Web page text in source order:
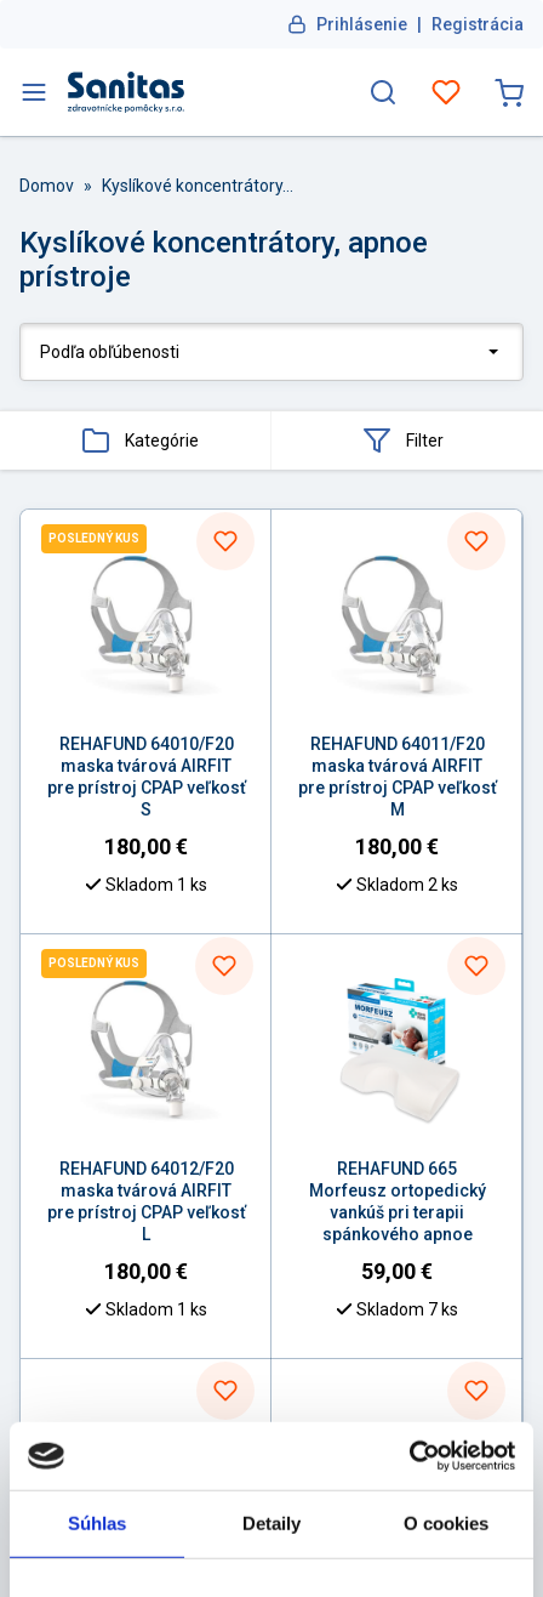
Súhlas Detaily O cookies
Prihlásenie | Registrácia
Domov » Kyslíkové koncentrátory, apnoe prístroje
Kyslíkové koncentrátory, apnoe
prístroje
Kategórie Filter
POSLEDNÝ KUS
REHAFUND 64010/F20
maska tvárová AIRFIT
pre prístroj CPAP veľkosť
S
180,00€
Skladom 1 ks
REHAFUND 64011/F20
maska tvárová AIRFIT
pre prístroj CPAP veľkosť
M
180,00€
Skladom 2 ks
POSLEDNÝ KUS
REHAFUND 64012/F20
maska tvárová AIRFIT
pre prístroj CPAP veľkosť
L
180,00€
Skladom 1 ks
REHAFUND 665
Morfeusz ortopedický
vankúš pri terapii
spánkového apnoe
59,00€
Skladom 7 ks